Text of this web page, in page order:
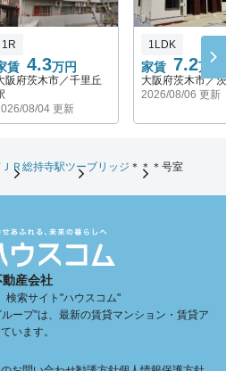
賃 4.3万円
1R
阪府茨木市／千里丘
08/04 更新
家賃 7.2万円
1LDK
大阪府茨木市／
2026/08/06 更新
ＪＲ総持寺駅ツーブリッジ ＊＊＊号室
産会社
検索サイト"ハウスコム"
ープ"は、最新の賃貸マンション・賃貸ア
います。